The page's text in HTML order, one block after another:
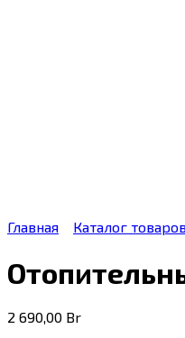
Главная Каталог товаров
2 690,00 Br